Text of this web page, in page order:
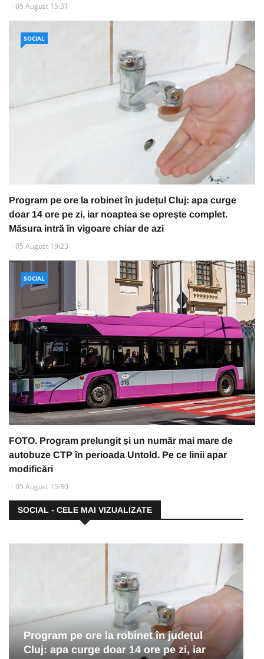
05 August 15:31
SOCIAL
Program pe ore la robinet în județul Cluj: apa curge
doar 14 ore pe zi, iar noaptea se oprește complet.
Măsura intră în vigoare chiar de azi
05 August 19:23
SOCIAL
FOTO. Program prelungit și un număr mai mare de
autobuze CTP în perioada Untold. Pe ce linii apar
modificări
05 August 15:30
SOCIAL - CELE MAI VIZUALIZATE
Program pe ore la robinet în județul
Cluj: apa curge doar 14 ore pe zi, iar